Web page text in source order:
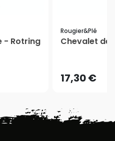
- Rotring
Rougier&plé
Chevalet de
17,30 €